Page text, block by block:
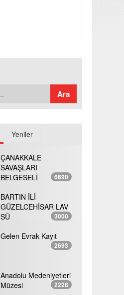
Yeniler
ÇANAKKALE
SAVAŞLARI
BELGESELİ
6690
BARTIN İLİ
GÜZELCEHİSAR LAV
SÜ
3000
Gelen Evrak Kayıt
2693
Anadolu Medeniyetleri
Müzesi
2228